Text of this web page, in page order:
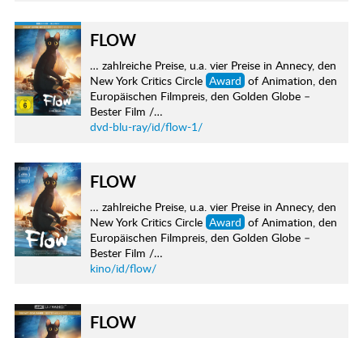
FLOW
… zahlreiche Preise, u.a. vier Preise in Annecy, den
New York Critics Circle Award of Animation, den
Europäischen Filmpreis, den Golden Globe –
Bester Film /…
dvd-blu-ray/id/flow-1/
FLOW
… zahlreiche Preise, u.a. vier Preise in Annecy, den
New York Critics Circle Award of Animation, den
Europäischen Filmpreis, den Golden Globe –
Bester Film /…
kino/id/flow/
FLOW